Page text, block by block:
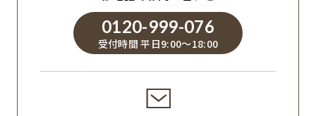
0120-999-076
受付時間 平日9:00～18:00